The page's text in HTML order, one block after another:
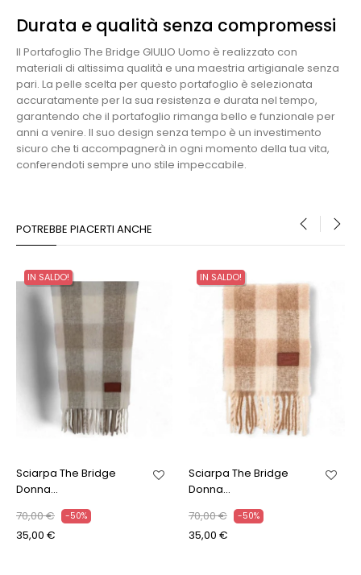
Durata e qualità senza compromessi
Il Portafoglio The Bridge GIULIO Uomo è realizzato con
materiali di altissima qualità e una maestria artigianale senza
pari. La pelle scelta per questo portafoglio è selezionata
accuratamente per la sua resistenza e durata nel tempo,
garantendo che il portafoglio rimanga bello e funzionale per
anni a venire. Il suo design senza tempo è un investimento
sicuro che ti accompagnerà in ogni momento della tua vita,
conferendoti sempre uno stile impeccabile.
POTREBBE PIACERTI ANCHE
IN SALDO!
Sciarpa The Bridge
Donna...
70,00 €
-50%
35,00 €
IN SALDO!
Sciarpa The Bridge
Donna...
70,00 €
-50%
35,00 €